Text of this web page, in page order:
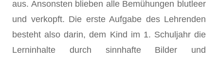
aus. Ansonsten blieben alle Bemühungen blutleer
und verkopft. Die erste Aufgabe des Lehrenden
besteht also darin, dem Kind im 1. Schuljahr die
Lerninhalte durch sinnhafte Bilder und